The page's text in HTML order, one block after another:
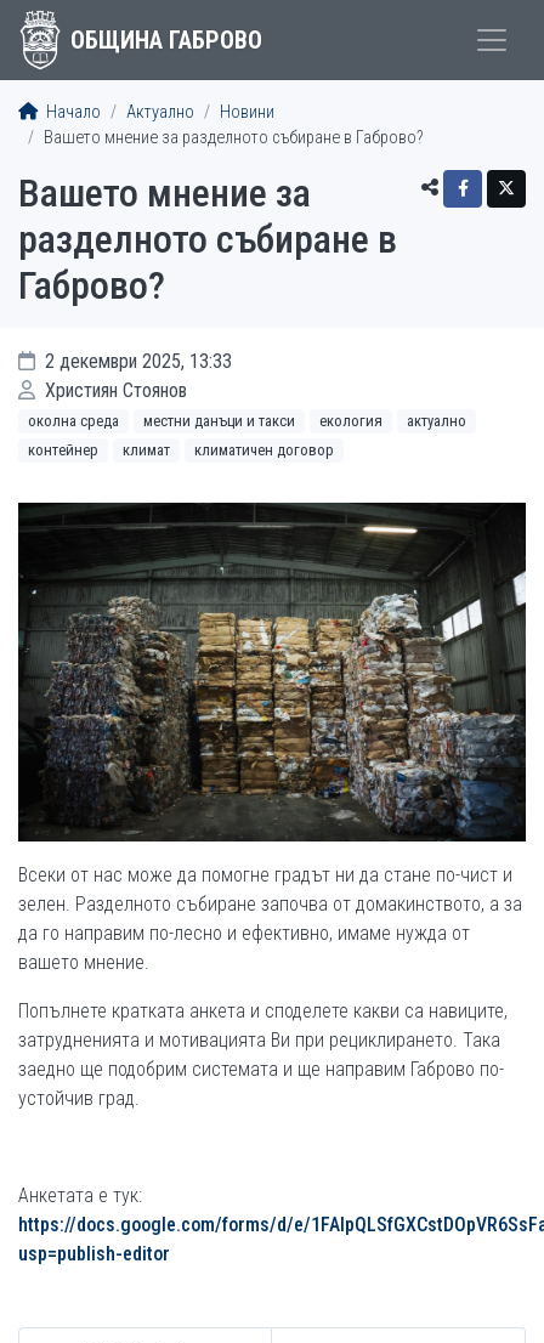
ОБЩИНА ГАБРОВО
Начало Актуално
Новини
Вашето мнение за разделното събиране в Габрово?
Вашето мнение за
разделното събиране в
Габрово?
2 декември 2025, 13:33
Християн Стоянов
околна среда местни данъци и такси екология
актуално
контейнер
климат климатичен договор
Всеки от нас може да помогне градът ни да стане по-чист и
зелен. Разделното събиране започва от домакинството, а за
да го направим по-лесно и ефективно, имаме нужда от
вашето мнение.
Попълнете кратката анкета и споделете какви са навиците,
затрудненията и мотивацията Ви при рециклирането. Така
заедно ще подобрим системата и ще направим Габрово по-
устойчив град.
Анкетата е тук:
https://docs.google.com/forms/d/e/
usp=publish-editor